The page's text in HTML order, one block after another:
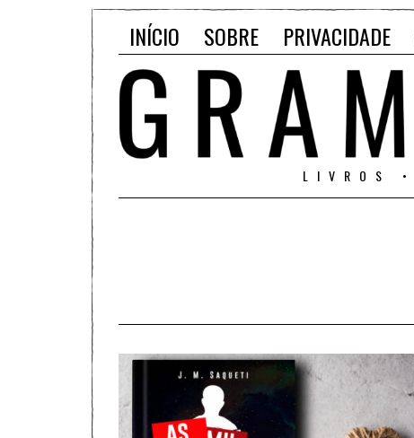
INÍCIO SOBRE PRIVACIDADE
LIVROS